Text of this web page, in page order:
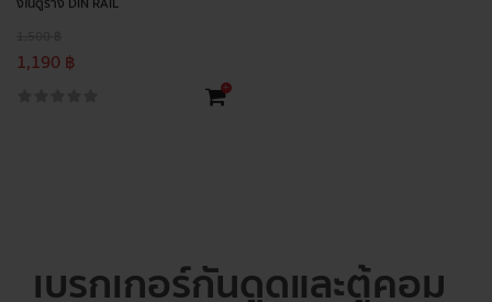
1,190 ฿
+
เบรกเกอร์กันดูดและตู้คอม